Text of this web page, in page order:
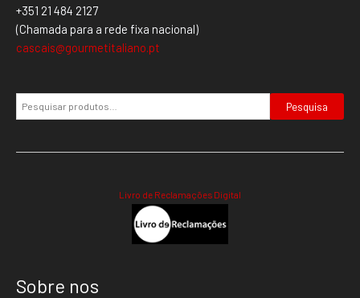
+351 21 484 2127
(Chamada para a rede fixa nacional)
cascais@gourmetitaliano.pt
Pesquisa
Livro de Reclamações Digital
Sobre nos